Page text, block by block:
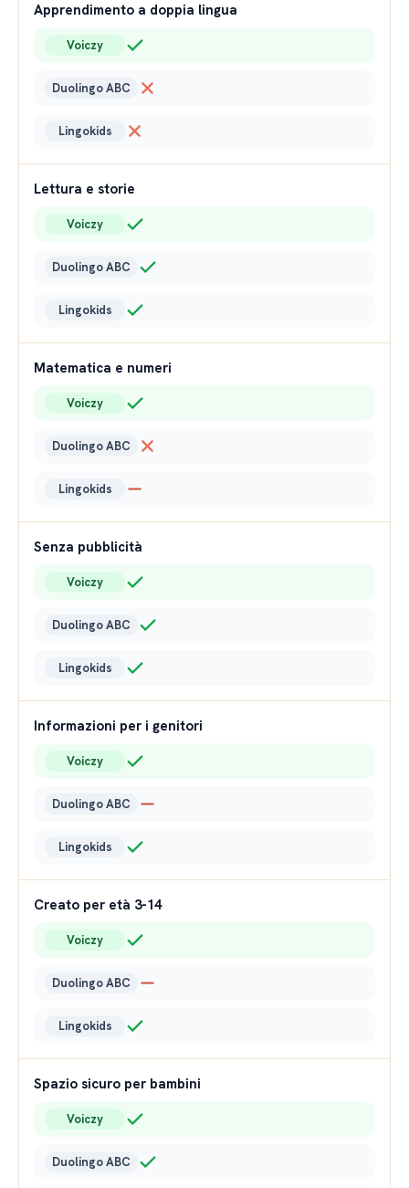
Apprendimento a doppia lingua
Voiczy
Duolingo ABC
Lingokids
Lettura e storie
Voiczy
Duolingo ABC
Lingokids
Matematica e numeri
Voiczy
Duolingo ABC
Lingokids
Senza pubblicità
Voiczy
Duolingo ABC
Lingokids
Informazioni per i genitori
Voiczy
Duolingo ABC
Lingokids
Creato per età 3-14
Voiczy
Duolingo ABC
Lingokids
Spazio sicuro per bambini
Voiczy
Duolingo ABC